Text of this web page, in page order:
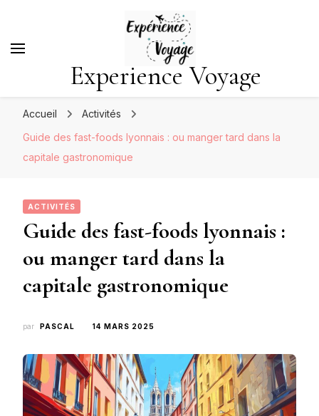
Experience Voyage
Accueil
Activités
Guide des fast-foods lyonnais : ou manger tard dans la
capitale gastronomique
ACTIVITÉS
Guide des fast-foods lyonnais :
ou manger tard dans la
capitale gastronomique
par PASCAL 14 MARS 2025